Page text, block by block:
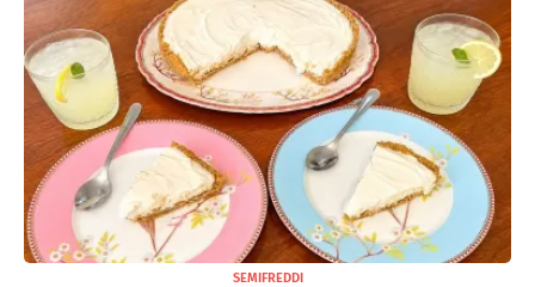
SEMIFREDDI